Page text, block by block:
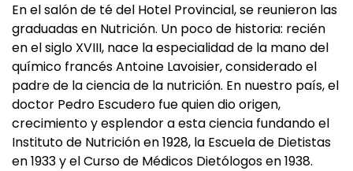
En el salón de té del Hotel Provincial, se reunieron las
graduadas en Nutrición. Un poco de historia: recién
en el siglo XVIII, nace la especialidad de la mano del
químico francés Antoine Lavoisier, considerado el
padre de la ciencia de la nutrición. En nuestro país, el
doctor Pedro Escudero fue quien dio origen,
crecimiento y esplendor a esta ciencia fundando el
Instituto de Nutrición en 1928, la Escuela de Dietistas
en 1933 y el Curso de Médicos Dietólogos en 1938.